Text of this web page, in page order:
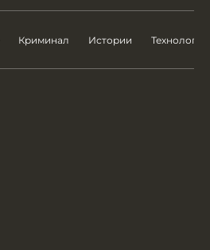
Криминал Истории Технологии